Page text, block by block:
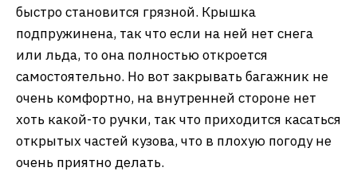
быстро становится грязной. Крышка
подпружинена, так что если на ней нет снега
или льда, то она полностью откроется
самостоятельно. Но вот закрывать багажник не
очень комфортно, на внутренней стороне нет
хоть какой-то ручки, так что приходится касаться
открытых частей кузова, что в плохую погоду не
очень приятно делать.